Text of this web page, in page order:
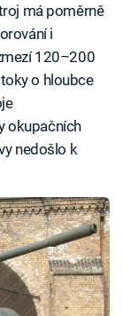
má poměrně
i
120–200
o hloubce
okupačních
nedošlo k